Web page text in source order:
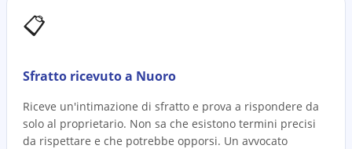
📋
Sfratto ricevuto a Nuoro
Riceve un'intimazione di sfratto e prova a rispondere da
solo al proprietario. Non sa che esistono termini precisi
da rispettare e che potrebbe opporsi. Un avvocato